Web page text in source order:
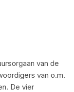
van de
van o.m.
De vier